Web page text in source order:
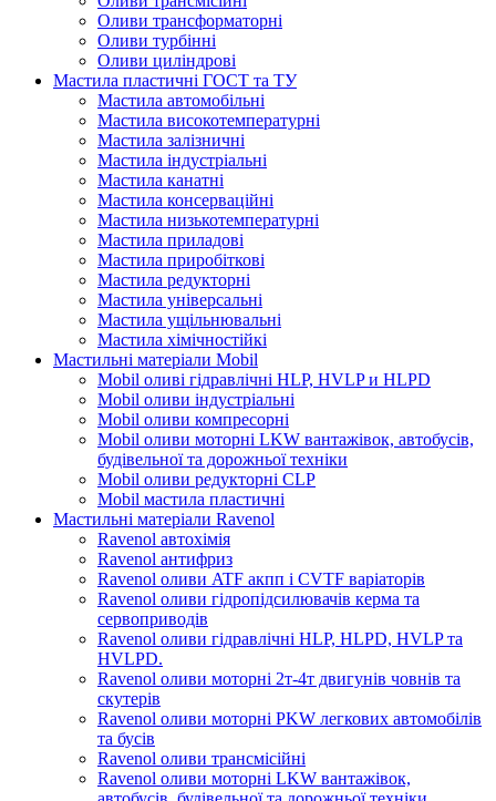
Оливи трансформаторні
Оливи турбінні
Оливи циліндрові
Мастила пластичні ГОСТ та ТУ
Мастила автомобільні
Мастила високотемпературні
Мастила залізничні
Мастила індустріальні
Мастила канатні
Мастила консерваційні
Мастила низькотемпературні
Мастила приладові
Мастила приробіткові
Мастила редукторні
Мастила універсальні
Мастила ущільнювальні
Мастила хімічностійкі
Мастильні матеріали Mobil
Mobil оливі гідравлічні HLP, HVLP и HLPD
Mobil оливи індустріальні
Mobil оливи компресорні
Mobil оливи моторні LKW вантажівок, автобусів,
будівельної та дорожньої техніки
Mobil оливи редукторні CLP
Mobil мастила пластичні
Мастильні матеріали Ravenol
Ravenol автохімія
Ravenol антифриз
Ravenol оливи ATF акпп і CVTF варіаторів
Ravenol оливи гідропідсилювачів керма та
сервоприводів
Ravenol оливи гідравлічні HLP, HLPD, HVLP та
HVLPD.
Ravenol оливи моторні 2т-4т двигунів човнів та
скутерів
Ravenol оливи моторні PKW легкових автомобілів
та бусів
Ravenol оливи трансмісійні
Ravenol оливи моторні LKW вантажівок,